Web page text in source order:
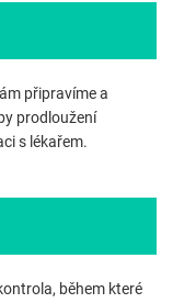
připravíme a
prodloužení
s lékařem.
během které